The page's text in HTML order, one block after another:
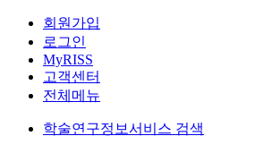
회원가입
로그인
MyRISS
고객센터
전체메뉴
학술연구정보서비스 검색